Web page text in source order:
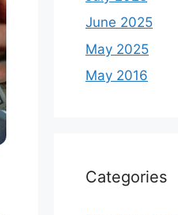
June 2025
May 2025
May 2016
Categories